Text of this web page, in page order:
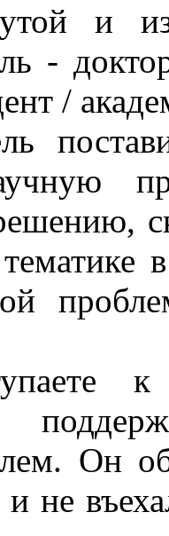
и
-
/
к
Он
не